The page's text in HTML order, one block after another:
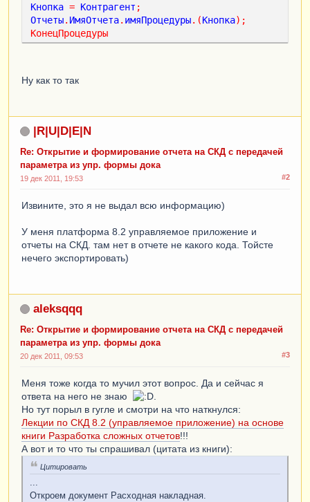
Кнопка = Контрагент ;
Отчеты. ИмяОтчета. имяПроцедуры.(Кнопка);
КонецПроцедуры
Ну как то так
|R|U|D|E|N
Re: Открытие и формирование отчета на СКД с передачей
параметра из упр. формы дока
#2
19 дек 2011, 19:53
Извините, это я не выдал всю информацию)
У меня платформа 8.2 управляемое приложение и
отчеты на СКД. там нет в отчете не какого кода. Тойсте
нечего экспортировать)
aleksqqq
Re: Открытие и формирование отчета на СКД с передачей
параметра из упр. формы дока
#3
20 дек 2011, 09:53
Меня тоже когда то мучил этот вопрос. Да и сейчас я
ответа на него не знаю
Но тут порыл в гугле и смотри на что наткнулся:
Лекции по СКД 8.2 (управляемое приложение) на основе
книги Разработка сложных отчетов!!!
А вот и то что ты спрашивал (цитата из книги):
Цитировать
...
Откроем документ Расходная накладная.